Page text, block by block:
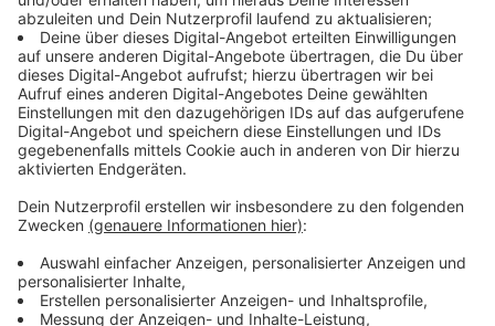
Auch beim Online-Shopping verändert KI die Erfahrung.
Systeme analysieren Vorlieben und Körpermaße,
schlagen passende Outfits vor und reduzieren
Retouren.Künstliche Intelligenzmacht das Einkaufen
im Internet dadurch schneller, effizienter und
individueller.
©KI.NRW
Im Gespräch mit uns erklärt Christian Temath,